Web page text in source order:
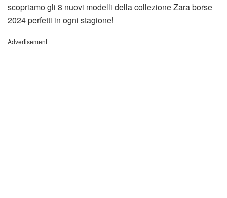
scopriamo gli 8 nuovi modelli della collezione Zara borse
2024 perfetti in ogni stagione!
Advertisement